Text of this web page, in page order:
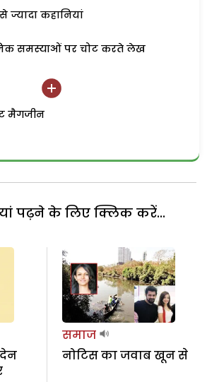
से ज्यादा कहानियां
समस्याओं पर चोट करते लेख
मैगजीन
पढ़ने के लिए क्लिक करें...
देन
समाज
नोटिस का जवाब खून से